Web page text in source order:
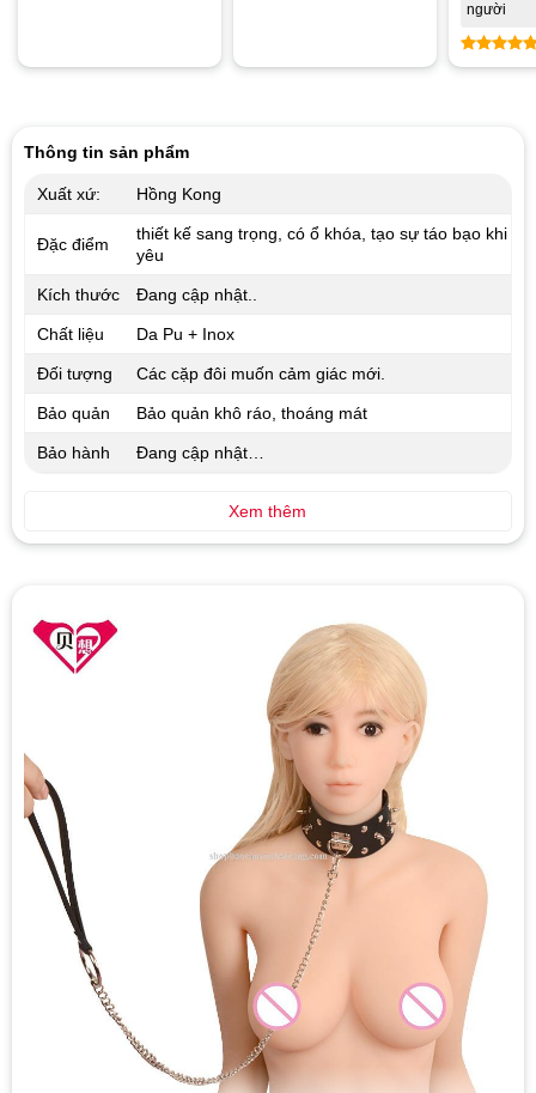
Được
người
Thông tin sản phẩm
Xuất xứ: Hồng Kong
Đặc điểm
thiết kế sang trọng, có ổ khóa, tạo sự táo bạo khi
yêu
Kích thước Đang cập nhật..
Chất liệu Da Pu + Inox
Đối tượng Các cặp đôi muốn cảm giác mới.
Bảo quản Bảo quản khô ráo, thoáng mát
Bảo hành Đang cập nhật…
Xem thêm